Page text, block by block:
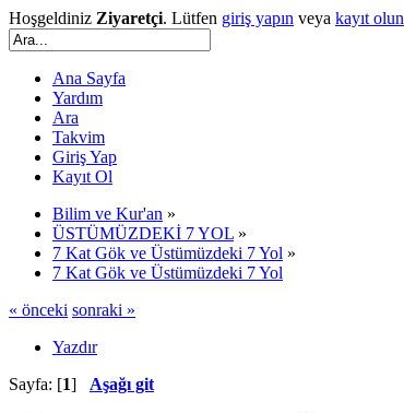
Hoşgeldiniz Ziyaretçi. Lütfen giriş yapın veya kayıt olun
Ana Sayfa
Yardım
Ara
Takvim
Giriş Yap
Kayıt Ol
Bilim ve Kur'an »
ÜSTÜMÜZDEKİ 7 YOL »
7 Kat Gök ve Üstümüzdeki 7 Yol »
7 Kat Gök ve Üstümüzdeki 7 Yol
« önceki sonraki »
Yazdır
Sayfa: [1] Aşağı git